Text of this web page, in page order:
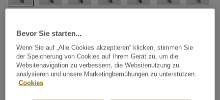
Tarkett Zubehör Komplettsortiment|Schweißschnüre
Schweißschnur für PVC-Böden
- Unicoloured BLACK 0755
Bevor Sie starten...
Wenn Sie auf „Alle Cookies akzeptieren“ klicken, stimmen Sie
der Speicherung von Cookies auf Ihrem Gerät zu, um die
Websitenavigation zu verbessern, die Websitenutzung zu
analysieren und unsere Marketingbemühungen zu unterstützen.
Cookies